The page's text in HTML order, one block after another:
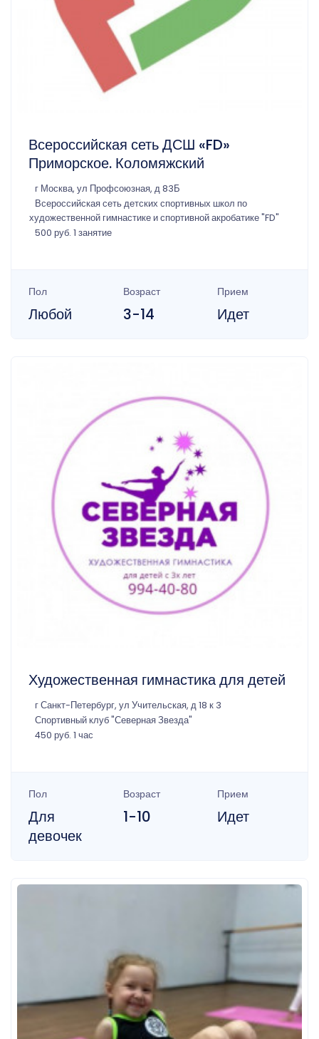
Всероссийская сеть ДСШ «FD»
Приморское. Коломяжский
г Москва, ул Профсоюзная, д 83Б
Всероссийская сеть детских спортивных школ по
художественной гимнастике и спортивной акробатике "FD"
500 руб. 1 занятие
Пол
Любой
Возраст
3-14
Прием
Идет
Художественная гимнастика для детей
г Санкт-Петербург, ул Учительская, д 18 к 3
Спортивный клуб "Северная Звезда"
450 руб. 1 час
Пол
Для
девочек
Возраст
1-10
Прием
Идет